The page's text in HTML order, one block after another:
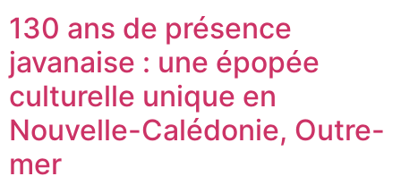
130 ans de présence
javanaise : une épopée
culturelle unique en
Nouvelle-Calédonie, Outre-
mer